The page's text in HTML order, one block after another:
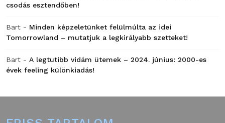
csodás esztendőben!
Bart - Minden képzeletünket felülmúlta az idei
Tomorrowland – mutatjuk a legkirályabb szetteket!
Bart - A legtutibb vidám ütemek – 2024. június: 2000-es
évek feeling különkiadás!